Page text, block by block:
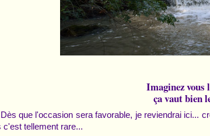
Imaginez vous
ça vaut bien
Dès que l'occasion sera favorable, je reviendrai ici...
c'est tellement rare...